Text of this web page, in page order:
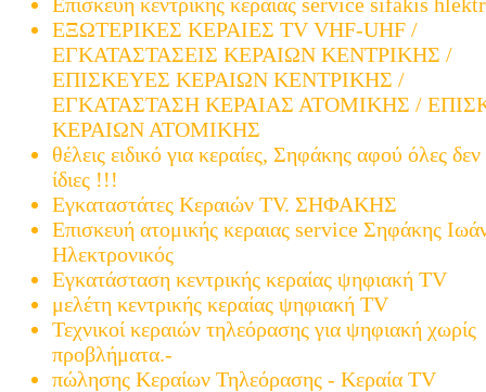
ΕΞΩΤΕΡΙΚΕΣ ΚΕΡΑΙΕΣ TV VHF-UHF /
ΕΓΚΑΤΑΣΤΑΣΕΙΣ ΚΕΡΑΙΩΝ ΚΕΝΤΡΙΚΗΣ /
ΕΠΙΣΚΕΥΕΣ ΚΕΡΑΙΩΝ ΚΕΝΤΡΙΚΗΣ /
ΕΓΚΑΤΑΣΤΑΣΗ ΚΕΡΑΙΑΣ ΑΤΟΜΙΚΗΣ /
ΚΕΡΑΙΩΝ ΑΤΟΜΙΚΗΣ
θέλεις ειδικό για κεραίες, Σηφάκης αφού όλες δεν
ίδιες !!!
Εγκαταστάτες Κεραιών TV. ΣΗΦΑΚΗΣ
Επισκευή ατομικής κεραιας service Σηφάκης
Ηλεκτρονικός
Εγκατάσταση κεντρικής κεραίας ψηφιακή TV
μελέτη κεντρικής κεραίας ψηφιακή TV
Τεχνικοί κεραιών τηλεόρασης για ψηφιακή χωρίς
προβλήματα.-
πώλησης Κεραίων Τηλεόρασης - Κεραία TV